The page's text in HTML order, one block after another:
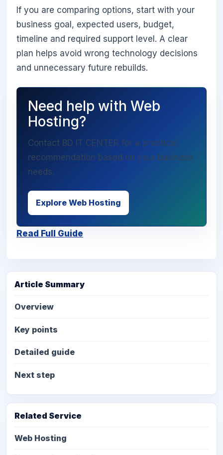
If you are comparing options, start with your
business goal, expected users, budget,
timeline and required support level. A clear
plan helps avoid wrong technology decisions
and unnecessary future rebuilds.
Need help with Web
Hosting?
Contact BD IT CENTER for a practical
recommendation based on your business
needs.
Explore Web Hosting
Read Full Guide
Article Summary
Overview
Key points
Detailed guide
Next step
Related Service
Web Hosting